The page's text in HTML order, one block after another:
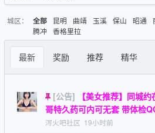
城区： 全部 昆明 曲靖 玉溪 保山 昭通
腾冲
香格里拉
最新 奖励 推荐 精华
[公告]
【美女推荐】同城
哥特久药可内可无套 带体检
泻火吧社区 19小时前